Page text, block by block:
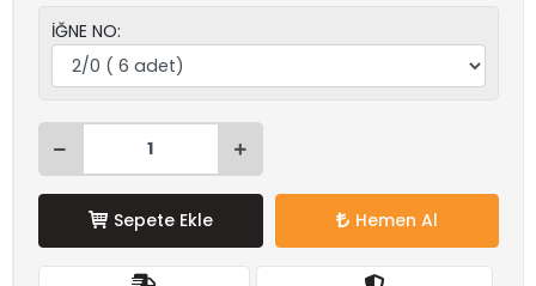
İĞNE NO:
Sepete Ekle Hemen Al